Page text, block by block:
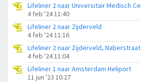
4 feb '24 11:40
Lifeliner 2 naar Zijderveld
4 feb '24 11:16
Lifeliner 2 naar Zijderveld, Naberstraat
4 feb '24 11:04
Lifeliner 1 naar Amsterdam Heliport
11 jun '23 10:27